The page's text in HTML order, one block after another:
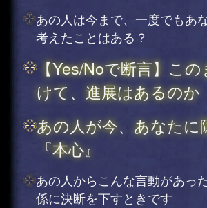
あの人は今まで、一度でもあ
考えたことはある？
【Yes/Noで断言】こ
けて、進展はあるのか
あの人が今、あなたに
『本心』
あの人からこんな言動があ
係に決断を下すときです